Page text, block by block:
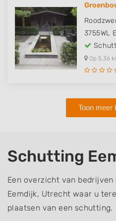
3755WL
Op 5,36
Toon meer
Schutting
Een overzicht van
Eemdijk, Utrecht waar u
plaatsen van een schutting.